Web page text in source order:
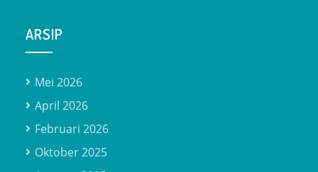
ARSIP
Mei 2026
April 2026
Februari 2026
Oktober 2025